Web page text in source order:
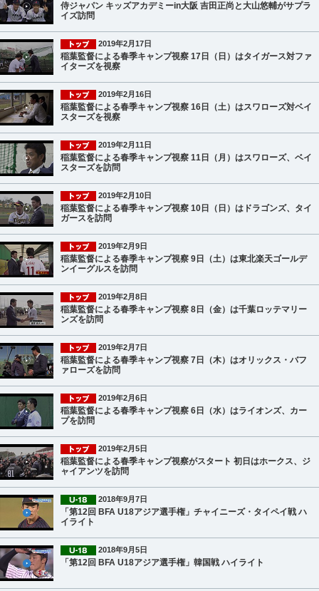
侍ジャパン キッズアカデミーin大阪 吉田正尚と大山悠輔がサプラ
イズ訪問
2019年2月17日
稲葉監督による春季キャンプ視察 17日（日）はタイガース対ファ
イターズを視察
2019年2月16日
稲葉監督による春季キャンプ視察 16日（土）はスワローズ対ベイ
スターズを視察
2019年2月11日
稲葉監督による春季キャンプ視察 11日（月）はスワローズ、ベイ
スターズを訪問
2019年2月10日
稲葉監督による春季キャンプ視察 10日（日）はドラゴンズ、タイ
ガースを訪問
2019年2月9日
稲葉監督による春季キャンプ視察 9日（土）は東北楽天ゴールデ
ンイーグルスを訪問
2019年2月8日
稲葉監督による春季キャンプ視察 8日（金）は千葉ロッテマリー
ンズを訪問
2019年2月7日
稲葉監督による春季キャンプ視察 7日（木）はオリックス・バフ
ァローズを訪問
2019年2月6日
稲葉監督による春季キャンプ視察 6日（水）はライオンズ、カー
プを訪問
2019年2月5日
稲葉監督による春季キャンプ視察がスタート 初日はホークス、ジ
ャイアンツを訪問
2018年9月7日
「第12回 BFA U18アジア選手権」チャイニーズ・タイペイ戦 ハ
イライト
2018年9月5日
「第12回 BFA U18アジア選手権」韓国戦 ハイライト